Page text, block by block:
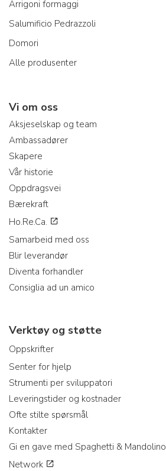
Arrigoni formaggi
Salumificio Pedrazzoli
Domori
Alle produsenter
Vi om oss
Aksjeselskap og team
Ambassadører
Skapere
Vår historie
Oppdragsvei
Bærekraft
Ho.Re.Ca.
Samarbeid med oss
Blir leverandør
Diventa forhandler
Consiglia ad un amico
Verktøy og støtte
Oppskrifter
Senter for hjelp
Strumenti per sviluppatori
Leveringstider og kostnader
Ofte stilte spørsmål
Kontakter
Gi en gave med Spaghetti & Mandolino
Network